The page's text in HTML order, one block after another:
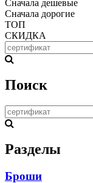
Сначала дешевые
Сначала дорогие
ТОП
СКИДКА
Поиск
Разделы
Броши